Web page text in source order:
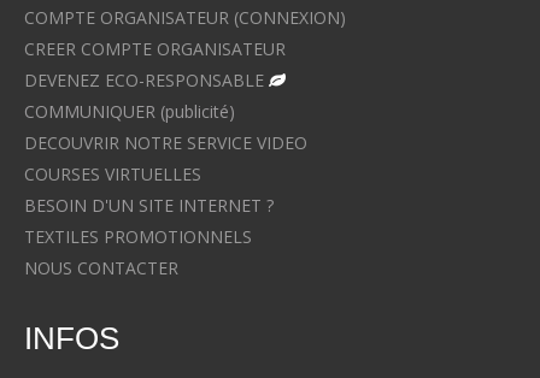
COMPTE ORGANISATEUR (CONNEXION)
CREER COMPTE ORGANISATEUR
DEVENEZ ECO-RESPONSABLE
COMMUNIQUER (publicité)
DECOUVRIR NOTRE SERVICE VIDEO
COURSES VIRTUELLES
BESOIN D'UN SITE INTERNET ?
TEXTILES PROMOTIONNELS
NOUS CONTACTER
INFOS